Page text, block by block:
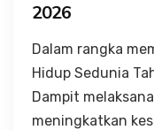
2026
Dalam rangka
Hidup Sedunia
Dampit
meningkatkan